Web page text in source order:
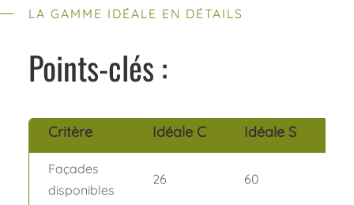
LA GAMME IDÉALE EN DÉTAILS
Points-clés :
Critère Idéale C Idéale S
Façades
disponibles
26 60